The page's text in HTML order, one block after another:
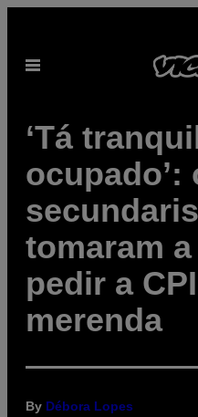
content
Open
‘Tá
ocupado’:
tomaram
pedir a
merenda
By Débora Lopes